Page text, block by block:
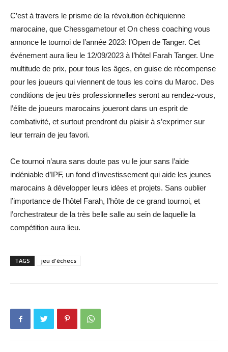
C’est à travers le prisme de la révolution échiquienne
marocaine, que Chessgametour et On chess coaching vous
annonce le tournoi de l’année 2023: l’Open de Tanger. Cet
événement aura lieu le 12/09/2023 à l’hôtel Farah Tanger. Une
multitude de prix, pour tous les âges, en guise de récompense
pour les joueurs qui viennent de tous les coins du Maroc. Des
conditions de jeu très professionnelles seront au rendez-vous,
l’élite de joueurs marocains joueront dans un esprit de
combativité, et surtout prendront du plaisir à s’exprimer sur
leur terrain de jeu favori.
Ce tournoi n’aura sans doute pas vu le jour sans l’aide
indéniable d’IPF, un fond d’investissement qui aide les jeunes
marocains à développer leurs idées et projets. Sans oublier
l’importance de l’hôtel Farah, l’hôte de ce grand tournoi, et
l’orchestrateur de la très belle salle au sein de laquelle la
compétition aura lieu.
TAGS jeu d'échecs